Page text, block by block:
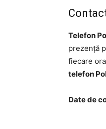
Telefon
prezență
fiecare
telefon
Date de